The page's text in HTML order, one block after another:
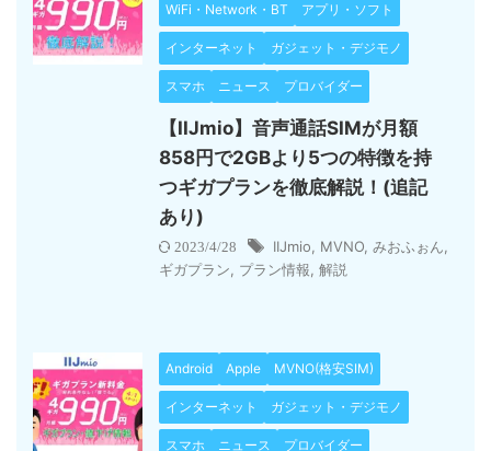
WiFi・Network・BT アプリ・ソフト
インターネット ガジェット・デジモノ
スマホ ニュース プロバイダー
【IIJmio】音声通話SIMが月額
858円で2GBより5つの特徴を持
つギガプランを徹底解説！(追記
あり)
2023/4/28 IIJmio MVNO みおふぉん
ギガプラン
プラン情報 解説
Android Apple MVNO(格安SIM)
インターネット ガジェット・デジモノ
スマホ ニュース プロバイダー